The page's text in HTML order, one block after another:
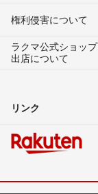
権利侵害について
ラクマ公式ショップ
出店について
リンク